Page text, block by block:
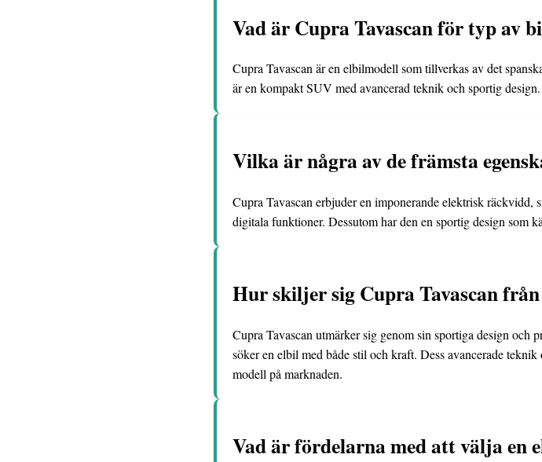
Vad är Cupra Tavascan för typ av
Cupra Tavascan är en elbilmodell som tillverkas av det
är en kompakt SUV med avancerad teknik och sportig design.
Vilka är några av de främsta
Cupra Tavascan erbjuder en imponerande elektrisk räckvidd,
digitala funktioner. Dessutom har den en sportig design som
Hur skiljer sig Cupra Tavascan
Cupra Tavascan utmärker sig genom sin sportiga design
söker en elbil med både stil och kraft. Dess avancerade
modell på marknaden.
Vad är fördelarna med att välja en